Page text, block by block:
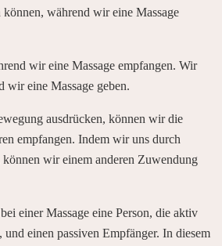
während wir eine Massage
wir eine Massage empfangen. Wir
wir eine Massage geben.
ausdrücken, können wir die
empfangen. Indem wir uns durch
wir einem anderen Zuwendung
einer Massage eine Person, die aktiv
einen passiven Empfänger. In diesem